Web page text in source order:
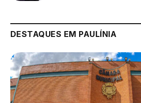
DESTAQUES EM PAULÍNIA